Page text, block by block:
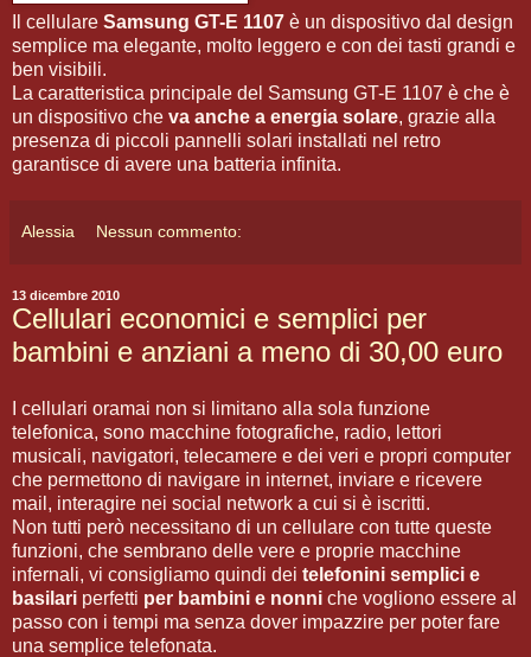
Il cellulare Samsung GT-E 1107 è un dispositivo dal design
semplice ma elegante, molto leggero e con dei tasti grandi e
ben visibili.
La caratteristica principale del Samsung GT-E 1107 è che è
un dispositivo che va anche a energia solare, grazie alla
presenza di piccoli pannelli solari installati nel retro
garantisce di avere una batteria infinita.
Alessia Nessun commento:
13 dicembre 2010
Cellulari economici e semplici per
bambini e anziani a meno di 30,00 euro
I cellulari oramai non si limitano alla sola funzione
telefonica, sono macchine fotografiche, radio, lettori
musicali, navigatori, telecamere e dei veri e propri computer
che permettono di navigare in internet, inviare e ricevere
mail, interagire nei social network a cui si è iscritti.
Non tutti però necessitano di un cellulare con tutte queste
funzioni, che sembrano delle vere e proprie macchine
infernali, vi consigliamo quindi dei telefonini semplici e
basilari perfetti per bambini e nonni che vogliono essere al
passo con i tempi ma senza dover impazzire per poter fare
una semplice telefonata.